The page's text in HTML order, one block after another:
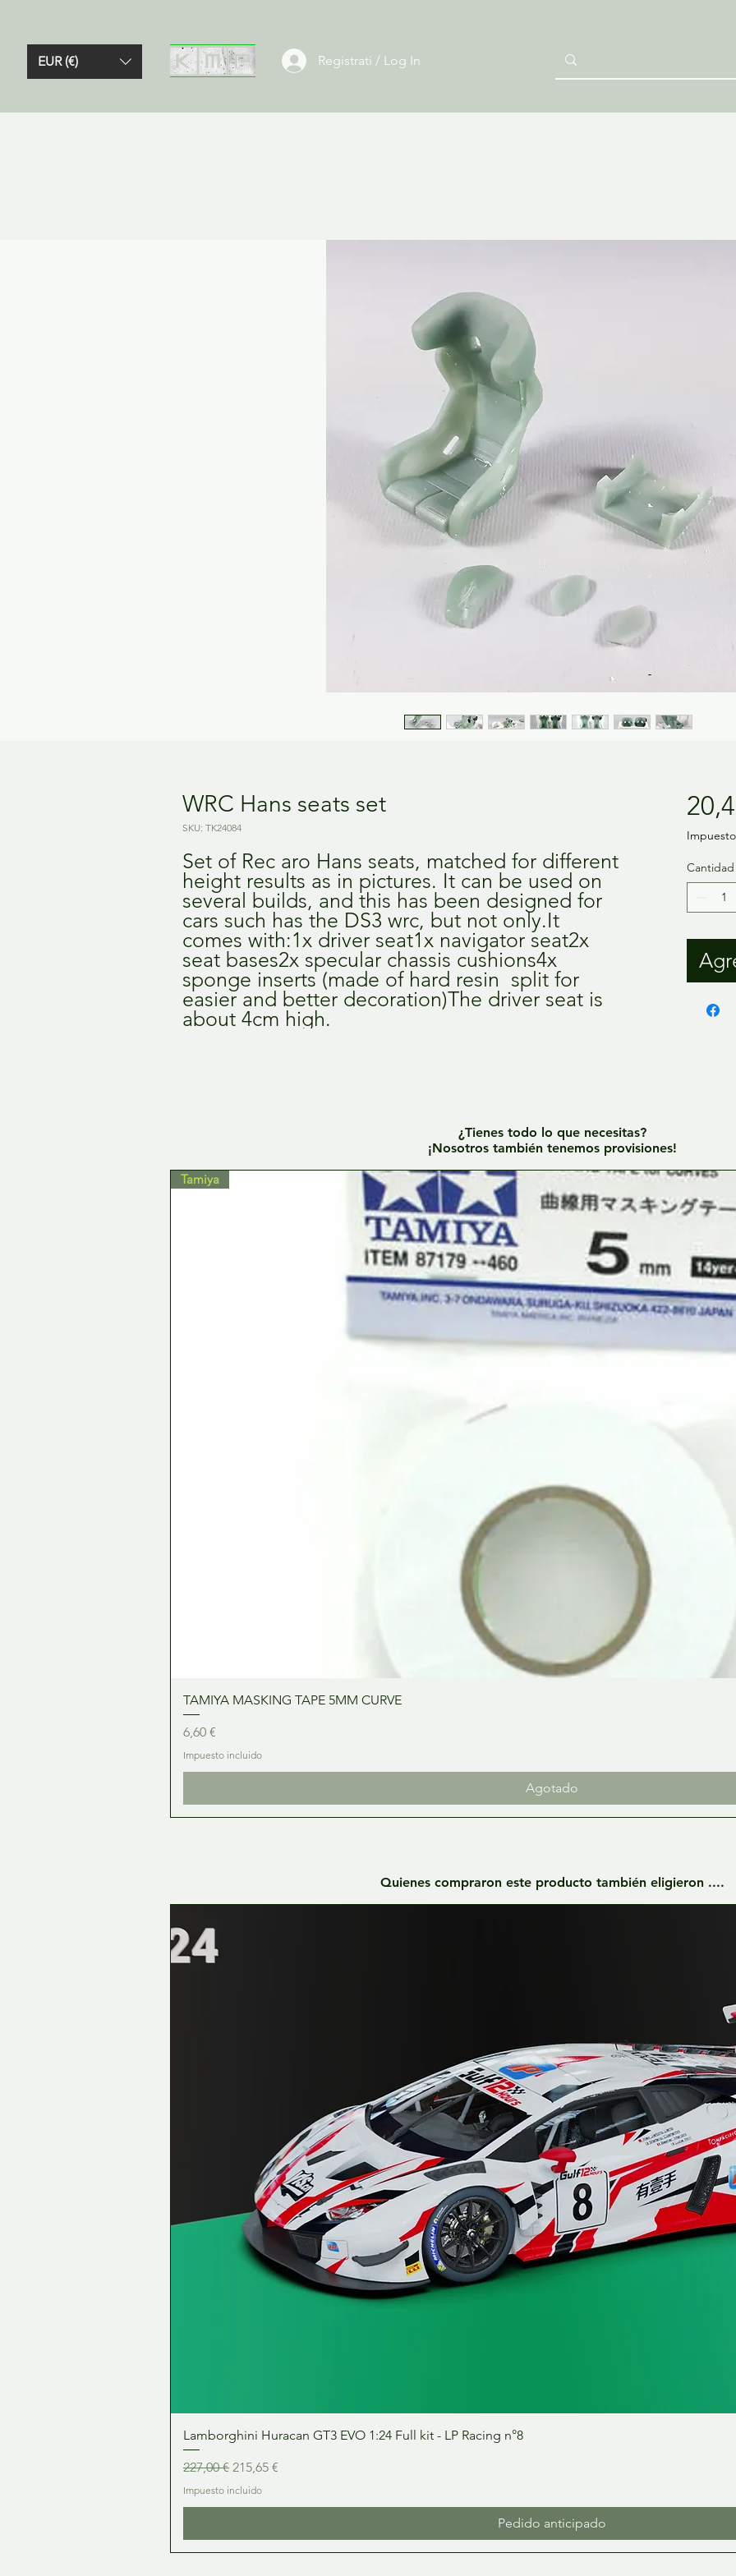
EUR (€) Registrati / Log In
WRC Hans seats set
SKU: TK24084
Set of Rec aro Hans seats, matched for different
height results as in pictures. It can be used on
several builds, and this has been designed for
cars such has the DS3 wrc, but not only.It
comes with:1x driver seat1x navigator seat2x
seat bases2x specular chassis cushions4x
sponge inserts (made of hard resin  split for
easier and better decoration)The driver seat is
about 4cm high.
Cantidad
¿Tienes todo lo que necesitas?
¡Nosotros también tenemos provisiones!
Tamiya
TAMIYA MASKING TAPE 5MM CURVE
Precio
6,60 €
Impuesto incluido
Agotado
Quienes compraron este producto también eligieron ....
Vista rápida
Lamborghini Huracan GT3 EVO 1:24 Full kit - LP Racing n°8
Precio
227,00 € Precio de oferta
215,65 €
Impuesto incluido
Pedido anticipado